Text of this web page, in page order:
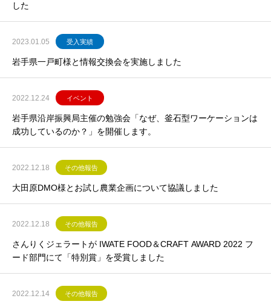
した
2023.01.05 受入実績
岩手県一戸町様と情報交換会を実施しました
2022.12.24 イベント
岩手県沿岸振興局主催の勉強会「なぜ、釜石型ワーケーションは
成功しているのか？」を開催します。
2022.12.18 その他報告
大田原DMO様とお試し農業企画について協議しました
2022.12.18 その他報告
さんりくジェラートが IWATE FOOD＆CRAFT AWARD 2022 フ
ード部門にて「特別賞」を受賞しました
2022.12.14 その他報告